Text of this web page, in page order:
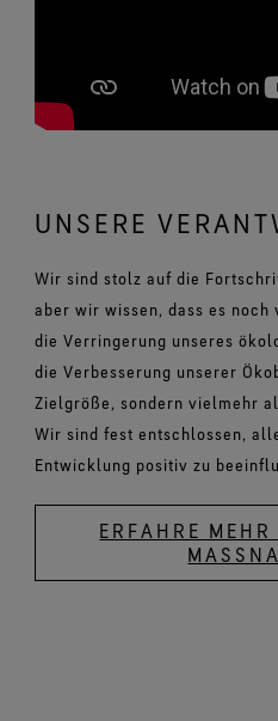
UNSERE
Wir sind stolz auf die
aber wir wissen, dass es
die Verringerung unseres
die Verbesserung unserer
Zielgröße, sondern vielmehr
Wir sind fest entschlossen,
Entwicklung positiv zu
ERFAHRE